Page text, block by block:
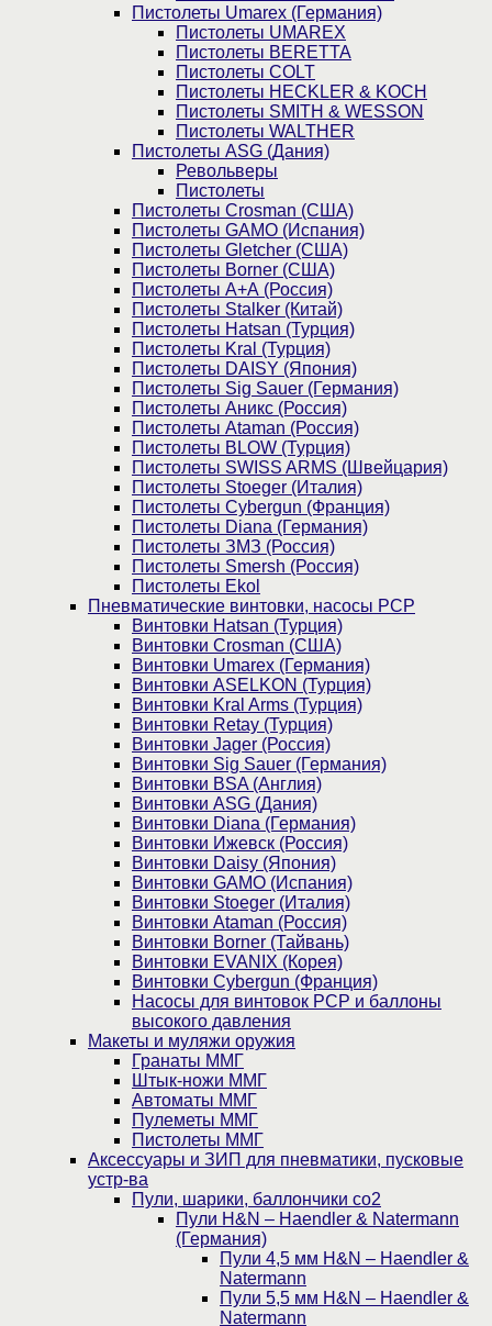
Пистолеты Umarex (Германия)
Пистолеты UMAREX
Пистолеты BERETTA
Пистолеты COLT
Пистолеты HECKLER & KOCH
Пистолеты SMITH & WESSON
Пистолеты WALTHER
Пистолеты ASG (Дания)
Револьверы
Пистолеты
Пистолеты Crosman (США)
Пистолеты GAMO (Испания)
Пистолеты Gletcher (США)
Пистолеты Borner (США)
Пистолеты А+А (Россия)
Пистолеты Stalker (Китай)
Пистолеты Hatsan (Турция)
Пистолеты Kral (Турция)
Пистолеты DAISY (Япония)
Пистолеты Sig Sauer (Германия)
Пистолеты Аникс (Россия)
Пистолеты Ataman (Россия)
Пистолеты BLOW (Турция)
Пистолеты SWISS ARMS (Швейцария)
Пистолеты Stoeger (Италия)
Пистолеты Cybergun (Франция)
Пистолеты Diana (Германия)
Пистолеты ЗМЗ (Россия)
Пистолеты Smersh (Россия)
Пистолеты Ekol
Пневматические винтовки, насосы PCP
Винтовки Hatsan (Турция)
Винтовки Crosman (США)
Винтовки Umarex (Германия)
Винтовки ASELKON (Турция)
Винтовки Kral Arms (Турция)
Винтовки Retay (Турция)
Винтовки Jager (Россия)
Винтовки Sig Sauer (Германия)
Винтовки BSA (Англия)
Винтовки ASG (Дания)
Винтовки Diana (Германия)
Винтовки Ижевск (Россия)
Винтовки Daisy (Япония)
Винтовки GAMO (Испания)
Винтовки Stoeger (Италия)
Винтовки Ataman (Россия)
Винтовки Borner (Тайвань)
Винтовки EVANIX (Корея)
Винтовки Cybergun (Франция)
Насосы для винтовок PCP и баллоны
высокого давления
Макеты и муляжи оружия
Гранаты ММГ
Штык-ножи ММГ
Автоматы ММГ
Пулеметы ММГ
Пистолеты ММГ
Аксессуары и ЗИП для пневматики, пусковые
устр-ва
Пули, шарики, баллончики со2
Пули H&N – Haendler & Natermann
(Германия)
Пули 4,5 мм H&N – Haendler &
Natermann
Пули 5,5 мм H&N – Haendler &
Natermann